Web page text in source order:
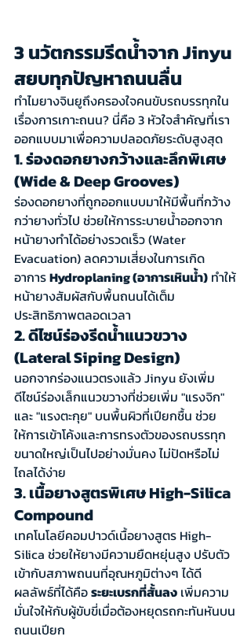
3 นวัตกรรมรีดน้ำจาก Jinyu
สยบทุกปัญหาถนนลื่น
ทำไมยางจินยูถึงครองใจคนขับรถบรรทุกใน
เรื่องการเกาะถนน? นี่คือ 3 หัวใจสำคัญที่เรา
ออกแบบมาเพื่อความปลอดภัยระดับสูงสุด
1. ร่องดอกยางกว้างและลึกพิเศษ
(Wide & Deep Grooves)
ร่องดอกยางที่ถูกออกแบบมาให้มีพื้นที่กว้าง
กว่ายางทั่วไป ช่วยให้การระบายน้ำออกจาก
หน้ายางทำได้อย่างรวดเร็ว (Water
Evacuation) ลดความเสี่ยงในการเกิด
อาการ Hydroplaning (อาการเหินน้ำ) ทำให้
หน้ายางสัมผัสกับพื้นถนนได้เต็ม
ประสิทธิภาพตลอดเวลา
2. ดีไซน์ร่องรีดน้ำแนวขวาง
(Lateral Siping Design)
นอกจากร่องแนวตรงแล้ว Jinyu ยังเพิ่ม
ดีไซน์ร่องเล็กแนวขวางที่ช่วยเพิ่ม "แรงจิก"
และ "แรงตะกุย" บนพื้นผิวที่เปียกชื้น ช่วย
ให้การเข้าโค้งและการทรงตัวของรถบรรทุก
ขนาดใหญ่เป็นไปอย่างมั่นคง ไม่ปัดหรือไม่
ไถลได้ง่าย
3. เนื้อยางสูตรพิเศษ High-Silica
Compound
เทคโนโลยีคอมปาวด์เนื้อยางสูตร High-
Silica ช่วยให้ยางมีความยืดหยุ่นสูง ปรับตัว
เข้ากับสภาพถนนที่อุณหภูมิต่างๆ ได้ดี
ผลลัพธ์ที่ได้คือ ระยะเบรกที่สั้นลง เพิ่มความ
มั่นใจให้กับผู้ขับขี่เมื่อต้องหยุดรถกะทันหันบน
ถนนเปียก